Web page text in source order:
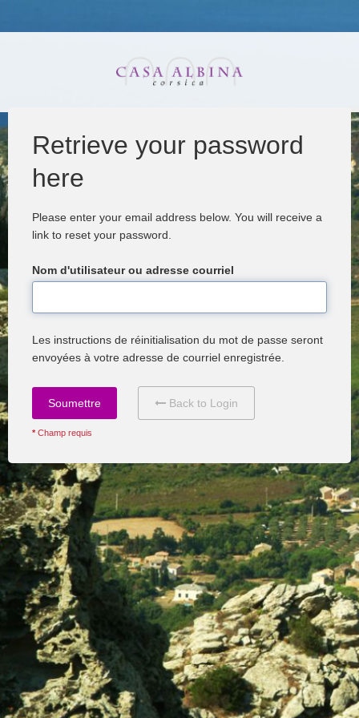
Onglets primaires
Retrieve your password
here
Please enter your email address below. You will receive a
link to reset your password.
Nom d'utilisateur ou adresse courriel
Les instructions de réinitialisation du mot de passe seront
envoyées à votre adresse de courriel enregistrée.
Back to Login
* Champ requis